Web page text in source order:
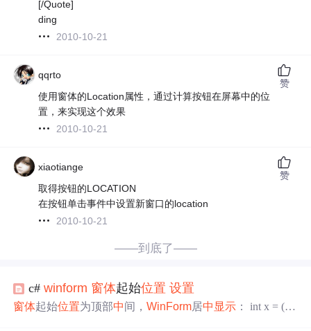
[/Quote]
ding
2010-10-21
qqrto
使用窗体的Location属性，通过计算按钮在屏幕中的位
置，来实现这个效果
2010-10-21
赞
xiaotiange
取得按钮的LOCATION
在按钮单击事件中设置新窗口的location
2010-10-21
赞
——到底了——
c#winform 窗体起始位置 设置
窗体起始位置为顶部中间，WinForm居中 显示 ： int x = (Sy